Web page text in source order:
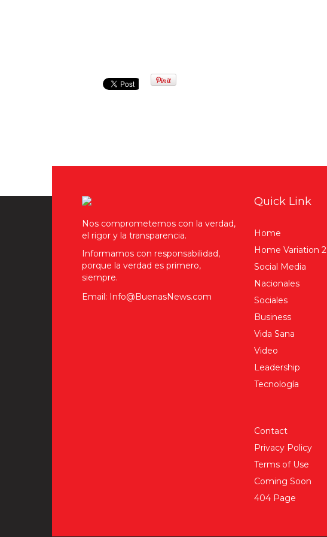
Nos comprometemos con la verdad,
el rigor y la transparencia.
Informamos con responsabilidad,
porque la verdad es primero,
siempre.
Email: Info@BuenasNews.com
Quick Link
Home
Home Variation 2
Social Media
Nacionales
Sociales
Business
Vida Sana
Video
Leadership
Tecnología
Contact
Privacy Policy
Terms of Use
Coming Soon
404 Page